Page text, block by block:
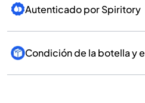
Autenticado por Spiritory
Condición de la botella y